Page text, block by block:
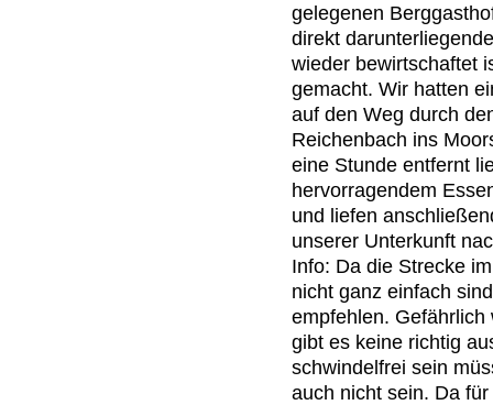
gelegenen
direkt
wieder bewirtschaftet
gemacht. Wir hatten
auf den Weg durch
Reichenbach ins
eine Stunde entfernt
hervorragendem
und liefen
unserer Unterkunft
Info: Da die Strecke
nicht ganz einfach
empfehlen.
gibt es keine richtig
schwindelfrei sein
auch nicht sein. Da